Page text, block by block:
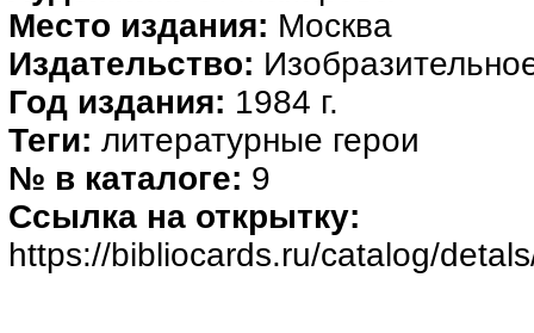
Место издания: Москва
Издательство:
Год издания: 1984 г.
Теги: литературные герои
№ в каталоге: 9
Ссылка на открытку:
https://bibliocards.ru/catalog/